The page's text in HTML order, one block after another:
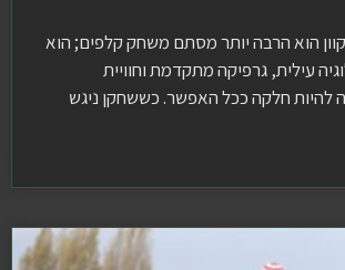
הוא הרבה יותר מסתם משחק קלפים; הוא
עילית, גרפיקה מתקדמת וחוויית
חלקה ככל האפשר. כששחקן ניגש